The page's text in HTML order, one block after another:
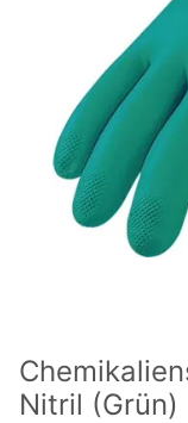
Nitril (Grün)